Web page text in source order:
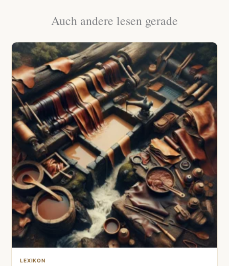
Auch andere lesen gerade
LEXIKON